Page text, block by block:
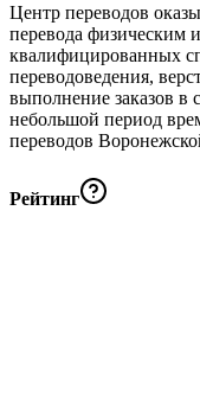
Центр переводов
перевода физическим
квалифицированных
переводоведения,
выполнение заказов
небольшой период
переводов
Рейтинг